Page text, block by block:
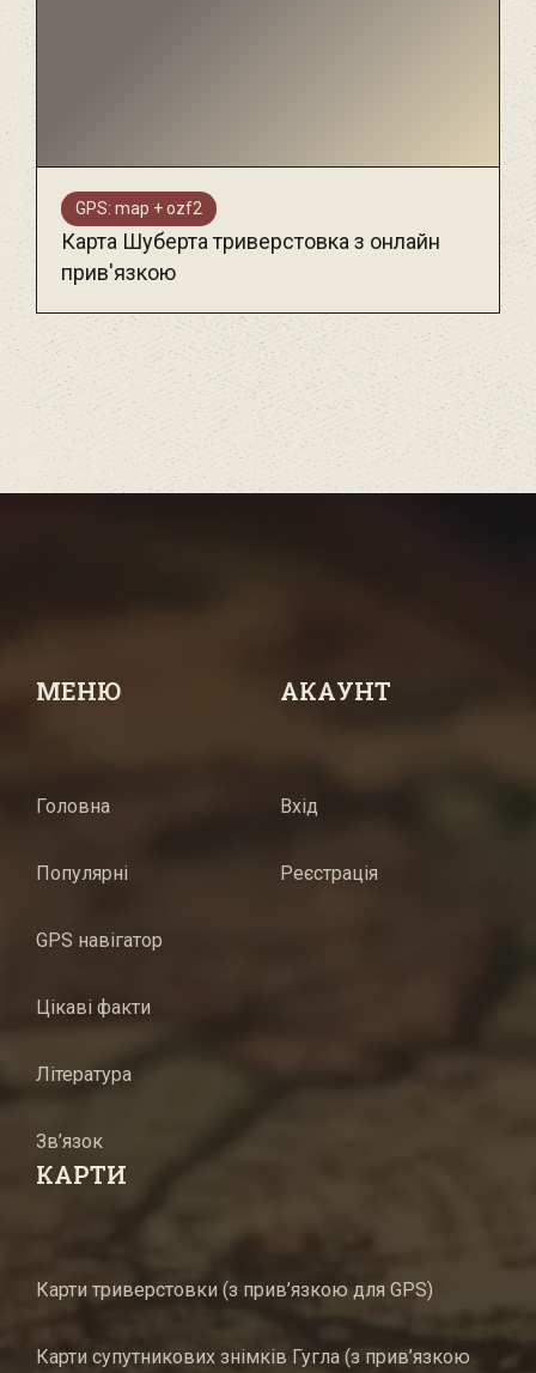
GPS: map + ozf2
Карта Шуберта триверстовка з онлайн
прив'язкою
МЕНЮ
Головна
Популярні
GPS навігатор
Цікаві факти
Література
Зв’язок
АКАУНТ
Вхід
Реєстрація
КАРТИ
Карти триверстовки (з прив’язкою для GPS)
Карти супутникових знімків Гугла (з прив’язкою